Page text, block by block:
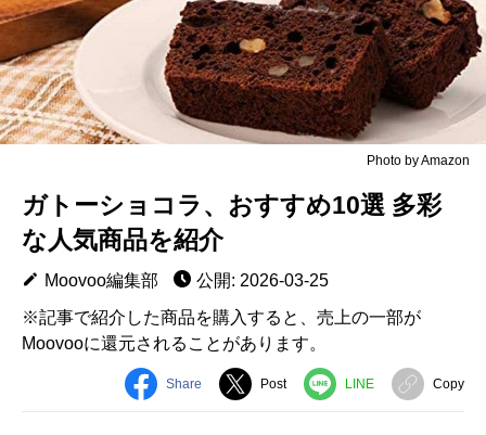
Photo by Amazon
ガトーショコラ、おすすめ10選 多彩
な人気商品を紹介
Moovoo編集部
公開: 2026-03-25
※記事で紹介した商品を購入すると、売上の一部が
Moovooに還元されることがあります。
Share Post LINE Copy